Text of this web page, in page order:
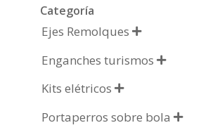
Categoría
Ejes Remolques 
Enganches turismos 
Kits elétricos 
Portaperros sobre bola 